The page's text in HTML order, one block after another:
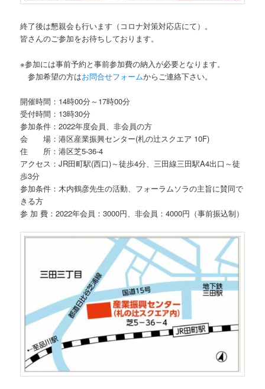
終了後は懇親会も行います（コロナ対策対応店にて）。
皆さんのご参加をお待ちしております。
※参加には事前予約と事前参加費の納入が必要となります。
参加希望の方はお問合せフォームからご連絡下さい。
開催時間：14時00分～17時00分
受付時間：13時30分
参加条件：2022年度会員、非会員の方
会 場：港区産業振興センター(札の辻スクエア 10F)
住 所：港区芝5-36-4
アクセス：JR田町駅(西口)～徒歩4分、三田線三田駅A4出口～徒
歩3分
参加条件：木内鶴彦先生の活動、フォーラムソラの主旨に賛同で
きる方
参 加 費：2022年会員：3000円、非会員：4000円（事前振込制）